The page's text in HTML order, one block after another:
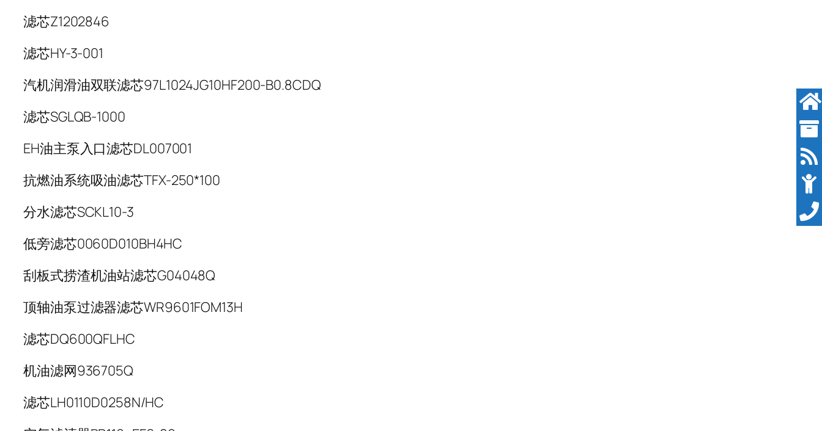
滤芯Z1202846
滤芯HY-3-001
汽机润滑油双联滤芯97L1024JG10HF200-B0.8CDQ
滤芯SGLQB-1000
EH油主泵入口滤芯DL007001
抗燃油系统吸油滤芯TFX-250*100
分水滤芯SCKL10-3
低旁滤芯0060D010BH4HC
刮板式捞渣机油站滤芯G04048Q
顶轴油泵过滤器滤芯WR9601FOM13H
滤芯DQ600QFLHC
机油滤网936705Q
滤芯LH0110D0258N/HC